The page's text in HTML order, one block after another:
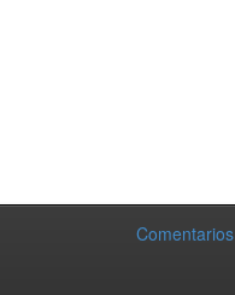
Comentarios